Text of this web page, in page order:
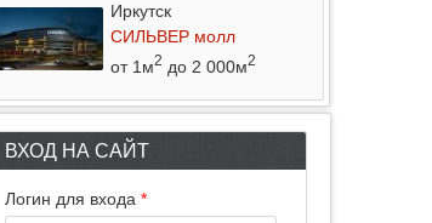
Иркутск
СИЛЬВЕР молл
от 1м2 до 2 000м2
ВХОД НА САЙТ
Логин для входа *